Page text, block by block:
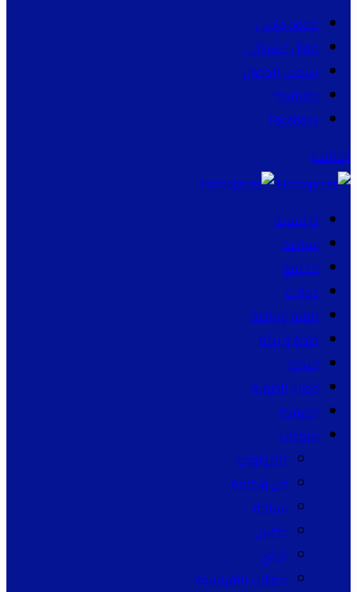
عمود جانبي
مقال عشوائي
تسجيل الدخول
YouTube
Facebook
القائمة
الرئيسية
سياسة
مجتمع
حوادث
تعليم ورياضة
صحة و بيئة
فيديو
فضاء الصورة
الورقية
منوعات
تكنولوجيا
فن وثقافة
سياحة
طقس
الرأي
مقالات بالفرنسية